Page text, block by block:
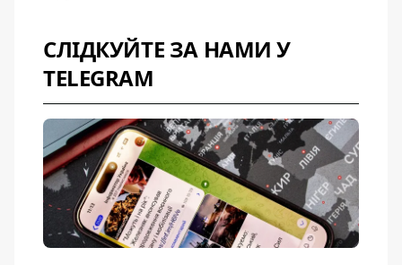
СЛІДКУЙТЕ ЗА НАМИ У
TELEGRAM